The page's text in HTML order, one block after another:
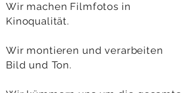
Wir machen Filmfotos in
Kinoqualität.
Wir montieren und verarbeiten
Bild und Ton.